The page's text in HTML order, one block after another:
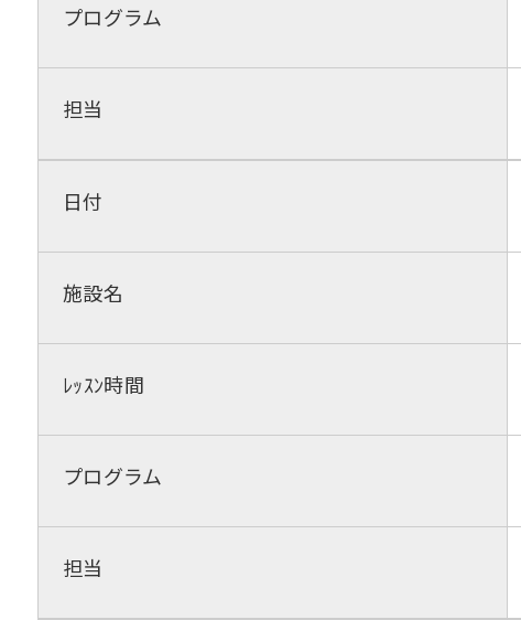
プログラム
担当
日付
施設名
ﾚｯｽﾝ時間
プログラム
担当